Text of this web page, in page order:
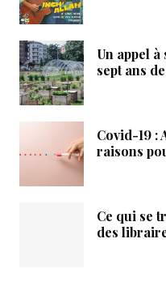
Un appel
sept ans
Covid-19 :
raisons
Ce qui se
des